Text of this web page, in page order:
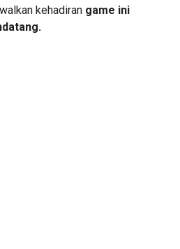
kehadiran game ini